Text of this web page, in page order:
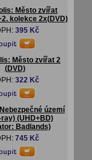
Město zvířat
kolekce 2x(DVD)
395 Kč
Město zvířat 2
(DVD)
322 Kč
území
(UHD+BD)
Badlands)
745 Kč